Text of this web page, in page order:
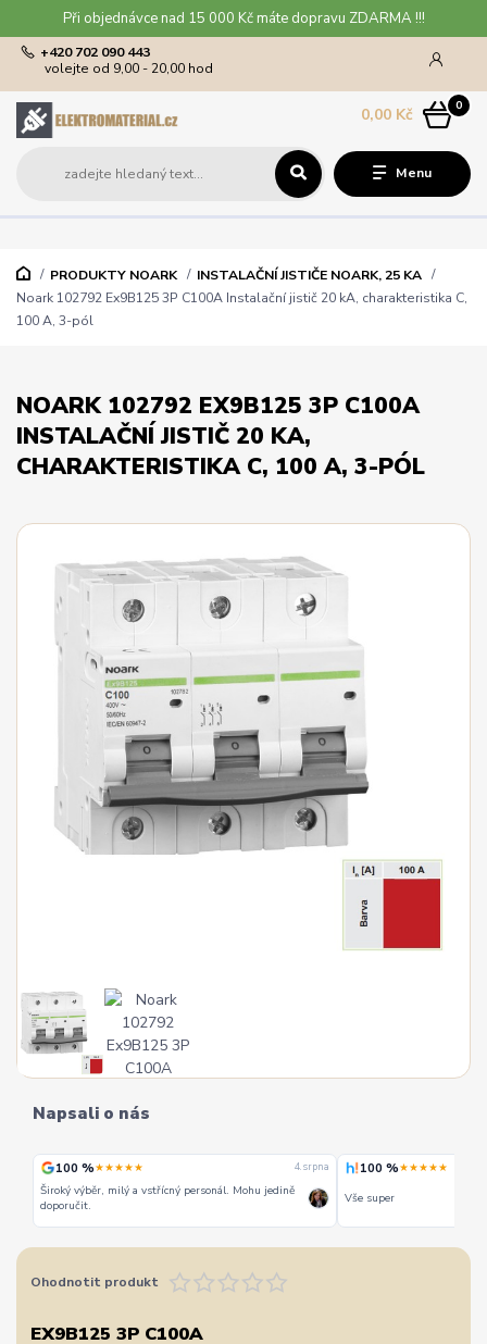
Při objednávce nad 15 000 Kč máte dopravu ZDARMA !!!
Menu
+420 702 090 443
volejte od 9,00 - 20,00 hod
0
0,00 Kč
PRODUKTY NOARK
INSTALAČNÍ JISTIČE NOARK, 25 KA
Noark 102792 Ex9B125 3P C100A Instalační jistič 20 kA, charakteristika C,
100 A, 3-pól
NOARK 102792 EX9B125 3P C100A
INSTALAČNÍ JISTIČ 20 KA,
CHARAKTERISTIKA C, 100 A, 3-PÓL
Napsali o nás
100 %★★★★★ 4. srpna
Široký výběr, milý a vstřícný personál. Mohu jedině
doporučit.
100 %★★★★★
Vše super
Ohodnotit produkt
EX9B125 3P C100A